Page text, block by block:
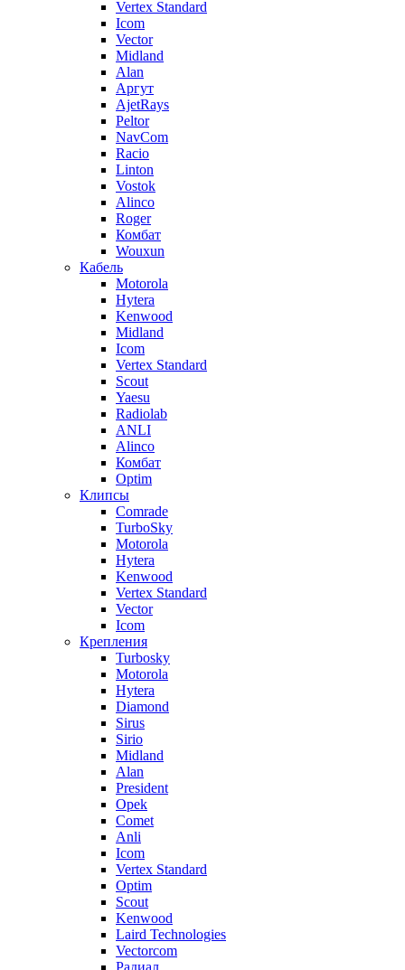
Vertex Standard
Icom
Vector
Midland
Alan
Аргут
AjetRays
Peltor
NavCom
Racio
Linton
Vostok
Alinco
Roger
Комбат
Wouxun
Кабель
Motorola
Hytera
Kenwood
Midland
Icom
Vertex Standard
Scout
Yaesu
Radiolab
ANLI
Alinco
Комбат
Optim
Клипсы
Comrade
TurboSky
Motorola
Hytera
Kenwood
Vertex Standard
Vector
Icom
Крепления
Turbosky
Motorola
Hytera
Diamond
Sirus
Sirio
Midland
Alan
President
Opek
Comet
Anli
Icom
Vertex Standard
Optim
Scout
Kenwood
Laird Technologies
Vectorcom
Радиал